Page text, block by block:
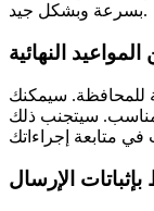
بسرعة وبشكل جيد.
النهائية
للمحافظة. سيمكنك
سيتجنب ذلك
بإثباتات الإرسال